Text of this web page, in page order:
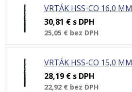
VRTÁK HSS-CO 16,0 MM
30,81 € s DPH
25,05 € bez DPH
VRTÁK HSS-CO 15,0 MM
28,19 € s DPH
22,92 € bez DPH